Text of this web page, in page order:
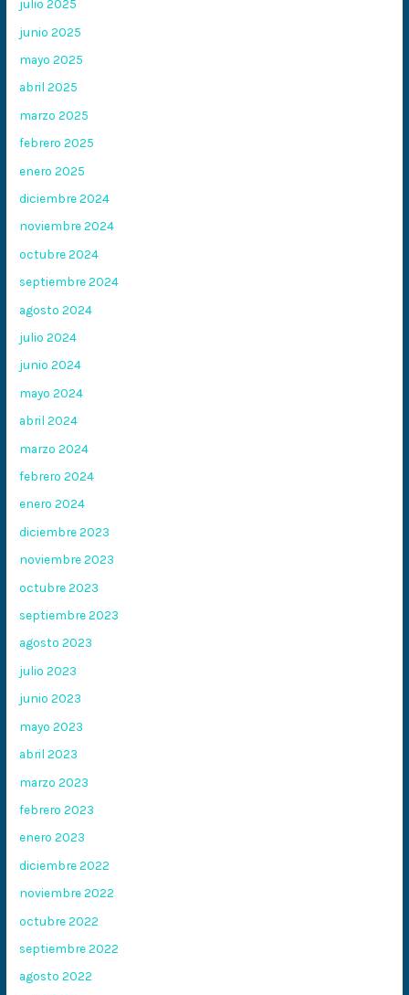
julio 2025
junio 2025
mayo 2025
abril 2025
marzo 2025
febrero 2025
enero 2025
diciembre 2024
noviembre 2024
octubre 2024
septiembre 2024
agosto 2024
julio 2024
junio 2024
mayo 2024
abril 2024
marzo 2024
febrero 2024
enero 2024
diciembre 2023
noviembre 2023
octubre 2023
septiembre 2023
agosto 2023
julio 2023
junio 2023
mayo 2023
abril 2023
marzo 2023
febrero 2023
enero 2023
diciembre 2022
noviembre 2022
octubre 2022
septiembre 2022
agosto 2022